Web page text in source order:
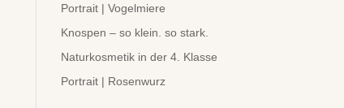
Portrait | Vogelmiere
Knospen – so klein. so stark.
Naturkosmetik in der 4. Klasse
Portrait | Rosenwurz